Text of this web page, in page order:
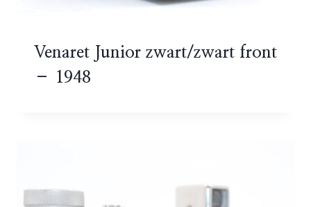
Venaret Junior zwart/zwart front
– 1948